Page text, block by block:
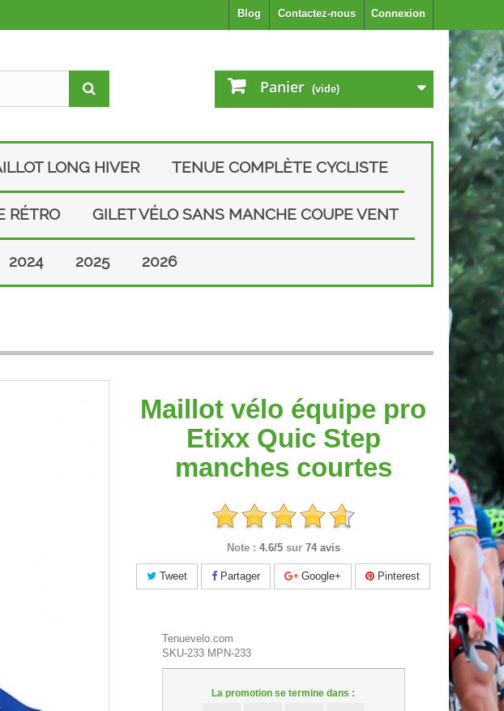
Connexion
Contactez-nous
Blog
Panier (vide)
LONG HIVER TENUE COMPLÈTE CYCLISTE
RÉTRO GILET VÉLO SANS MANCHE COUPE VENT
2024 2025 2026
Maillot vélo équipe pro
Etixx Quic Step
manches courtes
Note : 4.6/5 sur 74 avis
Tweet Partager Google+ Pinterest
Tenuevelo.com
SKU-233 MPN-233
La promotion se termine dans :